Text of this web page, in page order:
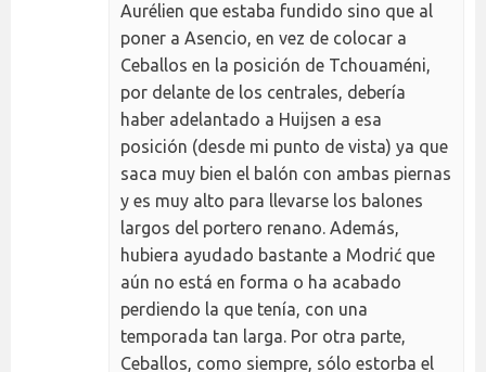
Aurélien que estaba fundido sino que al
poner a Asencio, en vez de colocar a
Ceballos en la posición de Tchouaméni,
por delante de los centrales, debería
haber adelantado a Huijsen a esa
posición (desde mi punto de vista) ya que
saca muy bien el balón con ambas piernas
y es muy alto para llevarse los balones
largos del portero renano. Además,
hubiera ayudado bastante a Modrić que
aún no está en forma o ha acabado
perdiendo la que tenía, con una
temporada tan larga. Por otra parte,
Ceballos, como siempre, sólo estorba el